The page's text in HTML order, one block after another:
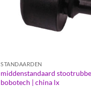
STANDAARDEN
middenstandaard
bobotech | china lx